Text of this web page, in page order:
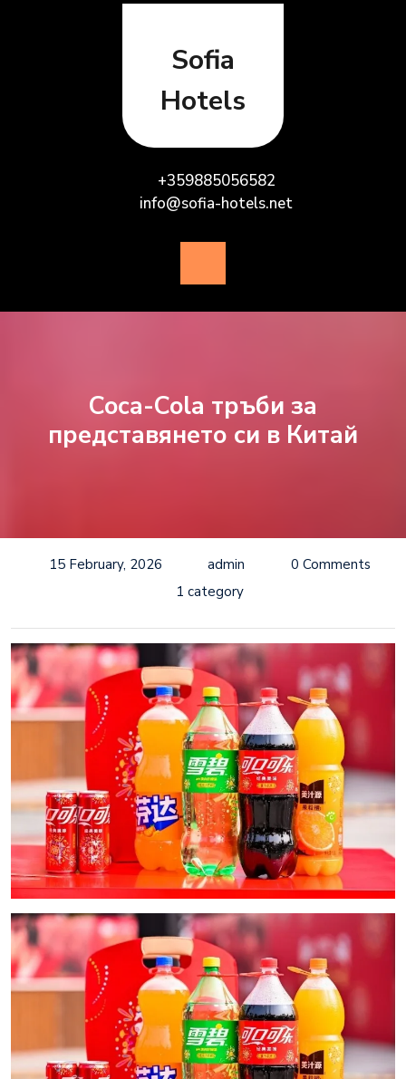
Sofia
Hotels
+359885056582
info@sofia-hotels.net
Button
Coca-Cola тръби за
представянето си в Китай
15 February, 2026 admin
0 Comments
1 category